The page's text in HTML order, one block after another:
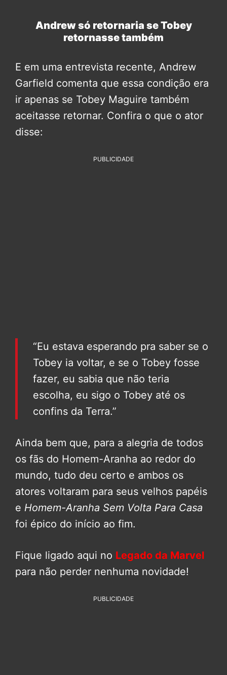
Andrew só retornaria se Tobey
retornasse também
E em uma entrevista recente, Andrew
Garfield comenta que essa condição era
ir apenas se Tobey Maguire também
aceitasse retornar. Confira o que o ator
disse:
PUBLICIDADE
“Eu estava esperando pra saber se o
Tobey ia voltar, e se o Tobey fosse
fazer, eu sabia que não teria
escolha, eu sigo o Tobey até os
confins da Terra.”
Ainda bem que, para a alegria de todos
os fãs do Homem-Aranha ao redor do
mundo, tudo deu certo e ambos os
atores voltaram para seus velhos papéis
e Homem-Aranha Sem Volta Para Casa
foi épico do início ao fim.
Fique ligado aqui no Legado da Marvel
para não perder nenhuma novidade!
PUBLICIDADE